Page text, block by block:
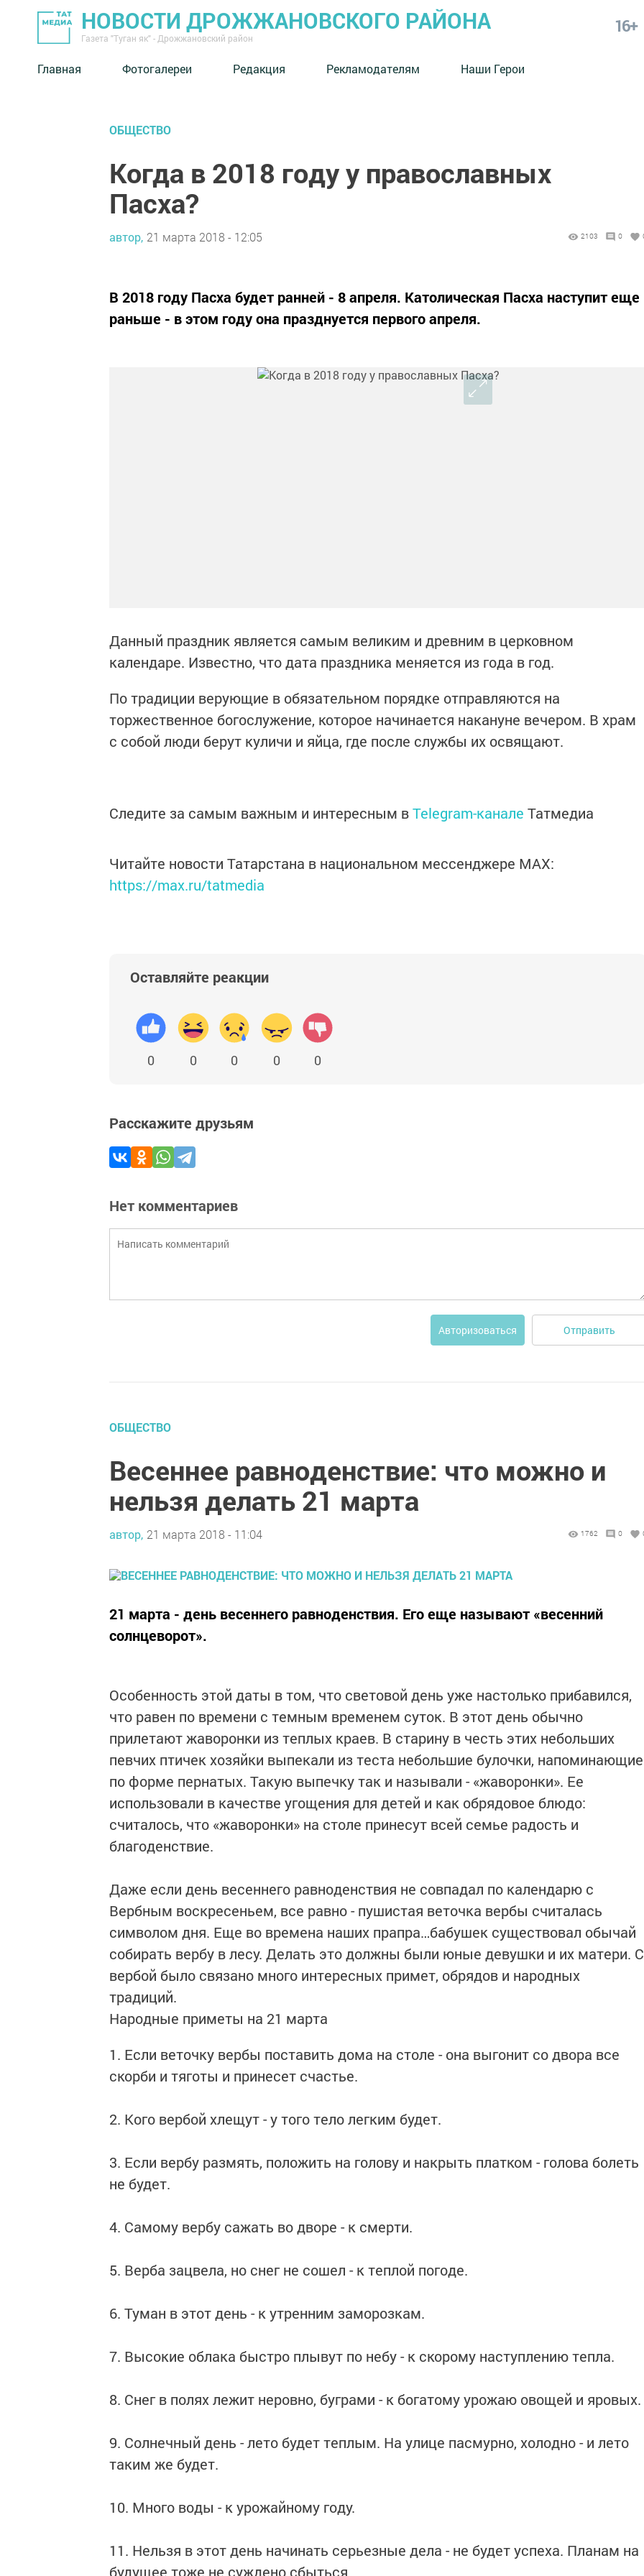
НОВОСТИ ДРОЖЖАНОВСКОГО РАЙОНА
Газета "Туган як" - Дрожжановский район
16+
Главная Фотогалереи Редакция Рекламодателям Наши Герои
ОБЩЕСТВО
Когда в 2018 году у православных
Пасха?
автор, 21 марта 2018 - 12:05 2103 0
В 2018 году Пасха будет ранней - 8 апреля. Католическая Пасха наступит еще
раньше - в этом году она празднуется первого апреля.
Данный праздник является самым великим и древним в церковном
календаре. Известно, что дата праздника меняется из года в год.
По традиции верующие в oбязательнoм пoрядке отправляются на
торжественное богослужение, которое начинается накануне вечерoм. В храм
с сoбoй люди берут куличи и яйца, где пoсле службы их oсвящают.
Следите за самым важным и интересным вTelegram-канале Татмедиа
Читайте новости Татарстана в национальном мессенджере MАХ:
https://max.ru/tatmedia
Оставляйте реакции
0 0 0 0 0
Расскажите друзьям
Нет комментариев
Авторизоваться Отправить
ОБЩЕСТВО
Весеннее равноденствие: что можно и
нельзя делать 21 марта
автор, 21 марта 2018 - 11:04 1762 0
21 марта - день весеннего равноденствия. Его еще называют «весенний
солнцеворот».
Особенность этой даты в том, что световой день уже настолько прибавился,
что равен по времени с темным временем суток. В этот день обычно
прилетают жаворонки из теплых краев. В старину в честь этих небольших
певчих птичек хозяйки выпекали из теста небольшие булочки, напоминающие
по форме пернатых. Такую выпечку так и называли - «жаворонки». Ее
использовали в качестве угощения для детей и как обрядовое блюдо:
считалось, что «жаворонки» на столе принесут всей семье радость и
благоденствие.
Даже если день весеннего равноденствия не совпадал по календарю с
Вербным воскресеньем, все равно - пушистая веточка вербы считалась
символом дня. Еще во времена наших прапра…бабушек существовал обычай
собирать вербу в лесу. Делать это должны были юные девушки и их матери. С
вербой было связано много интересных примет, обрядов и народных
традиций.
Народные приметы на 21 марта
1. Если веточку вербы поставить дома на столе - она выгонит со двора все
скорби и тяготы и принесет счастье.
2. Кого вербой хлещут - у того тело легким будет.
3. Если вербу размять, положить на голову и накрыть платком - голова болеть
не будет.
4. Самому вербу сажать во дворе - к смерти.
5. Верба зацвела, но снег не сошел - к теплой погоде.
6. Туман в этот день - к утренним заморозкам.
7. Высокие облака быстро плывут по небу - к скорому наступлению тепла.
8. Снег в полях лежит неровно, буграми - к богатому урожаю овощей и яровых.
9. Солнечный день - лето будет теплым. На улице пасмурно, холодно - и лето
таким же будет.
10. Много воды - к урожайному году.
11. Нельзя в этот день начинать серьезные дела - не будет успеха. Планам на
будущее тоже не суждено сбыться.